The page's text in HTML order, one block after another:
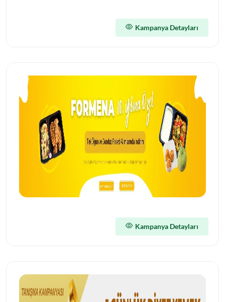
Kampanya Detayları
Kampanya Detayları